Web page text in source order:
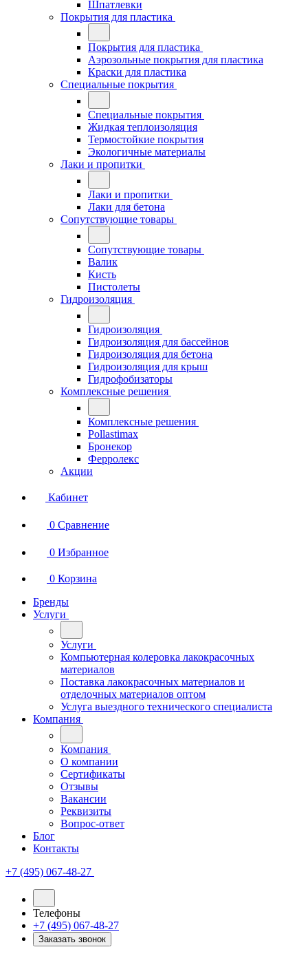
Шпатлевки
Покрытия для пластика
Покрытия для пластика
Аэрозольные покрытия для пластика
Краски для пластика
Специальные покрытия
Специальные покрытия
Жидкая теплоизоляция
Термостойкие покрытия
Экологичные материалы
Лаки и пропитки
Лаки и пропитки
Лаки для бетона
Сопутствующие товары
Сопутствующие товары
Валик
Кисть
Пистолеты
Гидроизоляция
Гидроизоляция
Гидроизоляция для бассейнов
Гидроизоляция для бетона
Гидроизоляция для крыш
Гидрофобизаторы
Комплексные решения
Комплексные решения
Pollastimax
Бронекор
Ферролекс
Акции
Кабинет
0 Сравнение
0 Избранное
0 Корзина
Бренды
Услуги
Услуги
Компьютерная колеровка лакокрасочных
материалов
Поставка лакокрасочных материалов и
отделочных материалов оптом
Услуга выездного технического специалиста
Компания
Компания
О компании
Сертификаты
Отзывы
Вакансии
Реквизиты
Вопрос-ответ
Блог
Контакты
+7 (495) 067-48-27
Телефоны
+7 (495) 067-48-27
Заказать звонок